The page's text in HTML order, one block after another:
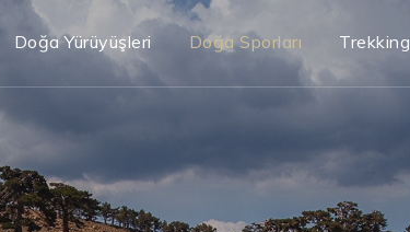
Doğa Yürüyüşleri Doğa Sporları Trekking